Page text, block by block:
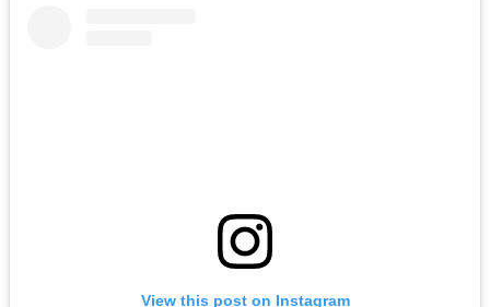
View this post on Instagram